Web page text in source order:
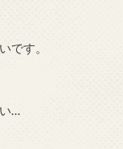
です。
…